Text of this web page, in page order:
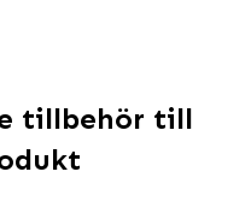
tillbehör till